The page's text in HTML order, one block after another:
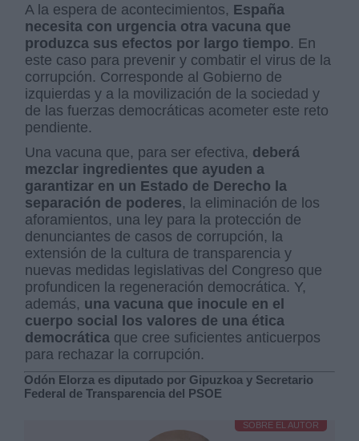
A la espera de acontecimientos, España
necesita con urgencia otra vacuna que
produzca sus efectos por largo tiempo. En
este caso para prevenir y combatir el virus de la
corrupción. Corresponde al Gobierno de
izquierdas y a la movilización de la sociedad y
de las fuerzas democráticas acometer este reto
pendiente.
Una vacuna que, para ser efectiva, deberá
mezclar ingredientes que ayuden a
garantizar en un Estado de Derecho la
separación de poderes, la eliminación de los
aforamientos, una ley para la protección de
denunciantes de casos de corrupción, la
extensión de la cultura de transparencia y
nuevas medidas legislativas del Congreso que
profundicen la regeneración democrática. Y,
además, una vacuna que inocule en el
cuerpo social los valores de una ética
democrática que cree suficientes anticuerpos
para rechazar la corrupción.
Odón Elorza es diputado por Gipuzkoa y Secretario
Federal de Transparencia del PSOE
SOBRE EL AUTOR